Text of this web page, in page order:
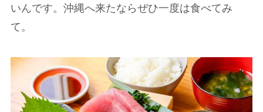
いんです。沖縄へ来たならぜひ一度は食べてみ
て。